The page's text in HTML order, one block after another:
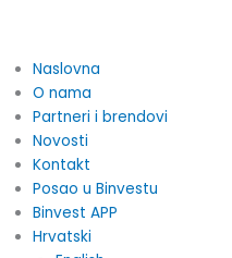
content
Naslovna
O nama
Partneri i brendovi
Novosti
Kontakt
Posao u Binvestu
Binvest APP
Hrvatski